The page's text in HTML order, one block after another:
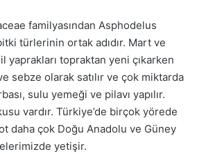
familyasından Asphodelus
türlerinin ortak adıdır. Mart ve
yaprakları topraktan yeni çıkarken
sebze olarak satılır ve çok miktarda
sulu yemeği ve pilavı yapılır.
vardır. Türkiye’de birçok yörede
daha çok Doğu Anadolu ve Güney
yetişir.